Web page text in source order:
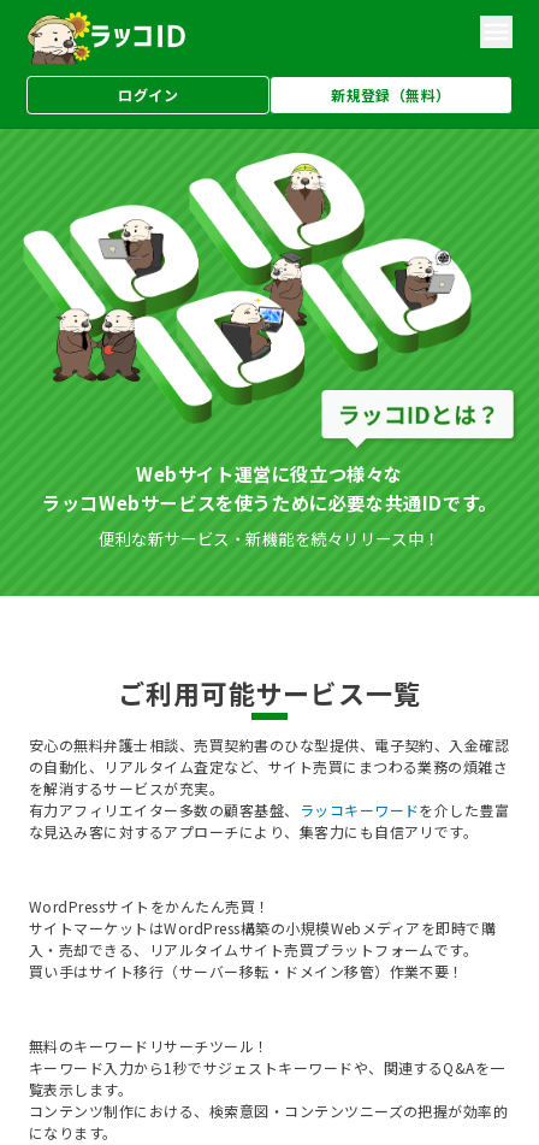
ログイン 新規登録（無料）
Webサイト運営に役立つ様々な
ラッコWebサービスを使うために必要な共通IDです。
便利な新サービス・新機能を続々リリース中！
ご利用可能サービス一覧
安心の無料弁護士相談、売買契約書のひな型提供、電子契約、入金確認
の自動化、リアルタイム査定など、サイト売買にまつわる業務の煩雑さ
を解消するサービスが充実。
有力アフィリエイター多数の顧客基盤、
ラッコキーワードを介した豊富
な見込み客に対するアプローチにより、集客力にも自信アリです。
WordPressサイトをかんたん売買！
サイトマーケットはWordPress構築の小規模Webメディアを即時で購
入・売却できる、リアルタイムサイト売買プラットフォームです。
買い手はサイト移行（サーバー移転・ドメイン移管）作業不要！
無料のキーワードリサーチツール！
キーワード入力から1秒でサジェストキーワードや、関連するQ&Aを一
覧表示します。
コンテンツ制作における、検索意図・コンテンツニーズの把握が効率的
になります。